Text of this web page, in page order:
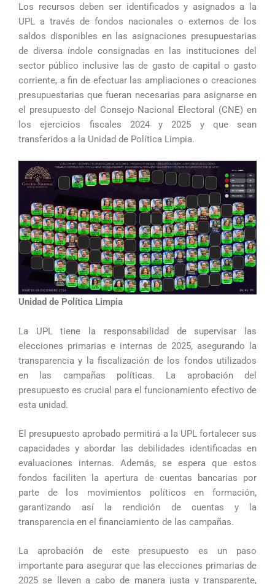
Los recursos deben ser identificados y asignados a la
UPL a través de fondos nacionales o externos de los
saldos disponibles en las asignaciones presupuestarias
de diversa índole consignadas en las instituciones del
sector público inclusive las de gasto de capital o gasto
corriente, a fin de efectuar las ampliaciones o creaciones
presupuestarias que fueran necesarias para asignarse en
el presupuesto del Consejo Nacional Electoral (CNE) en
los ejercicios fiscales 2024 y 2025 y que sean
transferidos a la Unidad de Política Limpia.
Unidad de Política Limpia
La UPL tiene la responsabilidad de supervisar las
elecciones primarias e internas de 2025, asegurando la
transparencia y la fiscalización de los fondos utilizados
en las campañas políticas. La aprobación del
presupuesto es crucial para el funcionamiento efectivo de
esta unidad.
El presupuesto aprobado permitirá a la UPL fortalecer sus
capacidades y abordar las debilidades identificadas en
evaluaciones internas. Además, se espera que estos
fondos faciliten la apertura de cuentas bancarias por
parte de los movimientos políticos en formación,
garantizando así la rendición de cuentas y la
transparencia en el financiamiento de las campañas.
La aprobación de este presupuesto es un paso
importante para asegurar que las elecciones primarias de
2025 se lleven a cabo de manera justa y transparente,